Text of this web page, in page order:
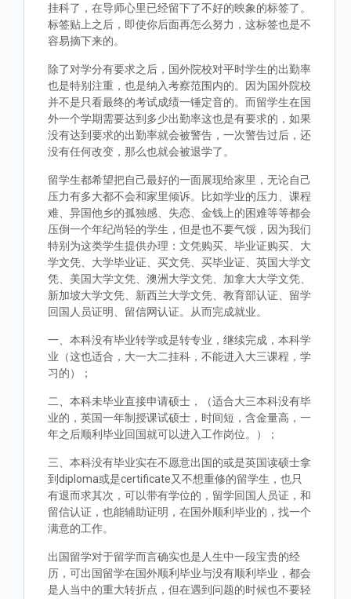
挂科了，在导师心里已经留下了不好的映象的标签了。
标签贴上之后，即使你后面再怎么努力，这标签也是不
容易摘下来的。
除了对学分有要求之后，国外院校对平时学生的出勤率
也是特别注重，也是纳入考察范围内的。因为国外院校
并不是只看最终的考试成绩一锤定音的。而留学生在国
外一个学期需要达到多少出勤率这也是有要求的，如果
没有达到要求的出勤率就会被警告，一次警告过后，还
没有任何改变，那么也就会被退学了。
留学生都希望把自己最好的一面展现给家里，无论自己
压力有多大都不会和家里倾诉。比如学业的压力、课程
难、异国他乡的孤独感、失恋、金钱上的困难等等都会
压倒一个年纪尚轻的学生，但是也不要气馁，因为我们
特别为这类学生提供办理：文凭购买、毕业证购买、大
学文凭、大学毕业证、买文凭、买毕业证、英国大学文
凭、美国大学文凭、澳洲大学文凭、加拿大大学文凭、
新加坡大学文凭、新西兰大学文凭、教育部认证、留学
回国人员证明、留信网认证。从而完成就业。
一、本科没有毕业转学或是转专业，继续完成，本科学
业（这也适合，大一大二挂科，不能进入大三课程，学
习的）；
二、本科未毕业直接申请硕士，（适合大三本科没有毕
业的，英国一年制授课试硕士，时间短，含金量高，一
年之后顺利毕业回国就可以进入工作岗位。）；
三、本科没有毕业实在不愿意出国的或是英国读硕士拿
到diploma或是certificate又不想重修的留学生，也只
有退而求其次，可以带有学位的，留学回国人员证，和
留信认证，也能辅助证明，在国外顺利毕业的，找一个
满意的工作。
出国留学对于留学而言确实也是人生中一段宝贵的经
历，可出国留学在国外顺利毕业与没有顺利毕业，都会
是人当中的重大转折点，但在遇到问题的时候也不要轻